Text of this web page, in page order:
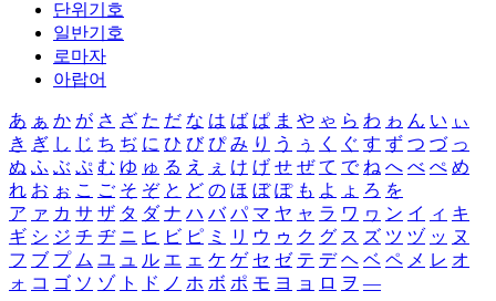
단위기호
일반기호
로마자
아랍어
あ ぁ か が さ ざ た だ な は ば ぱ ま や ゃ ら わ ゎ ん い ぃ
き ぎ し じ ち ぢ に ひ び ぴ み り う ぅ く ぐ す ず つ づ っ
ぬ ふ ぶ ぷ む ゆ ゅ る え ぇ け げ せ ぜ て で ね へ べ ぺ め
れ お ぉ こ ご そ ぞ と ど の ほ ぼ ぽ も よ ょ ろ を
ア ァ カ サ ザ タ ダ ナ ハ バ パ マ ヤ ャ ラ ワ ヮ ン イ ィ キ
ギ シ ジ チ ヂ ニ ヒ ビ ピ ミ リ ウ ゥ ク グ ス ズ ツ ヅ ッ ヌ
フ ブ プ ム ユ ュ ル エ ェ ケ ゲ セ ゼ テ デ ヘ ベ ペ メ レ オ
ォ コ ゴ ソ ゾ ト ド ノ ホ ボ ポ モ ヨ ョ ロ ヲ ―